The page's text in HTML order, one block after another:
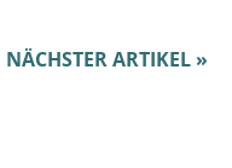
NÄCHSTER ARTIKEL »